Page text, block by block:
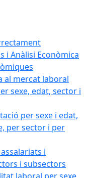
i Anàlisi Econòmica
al mercat laboral
sexe, edat, sector i
per sexe i edat,
per sector i per
i
i subsectors